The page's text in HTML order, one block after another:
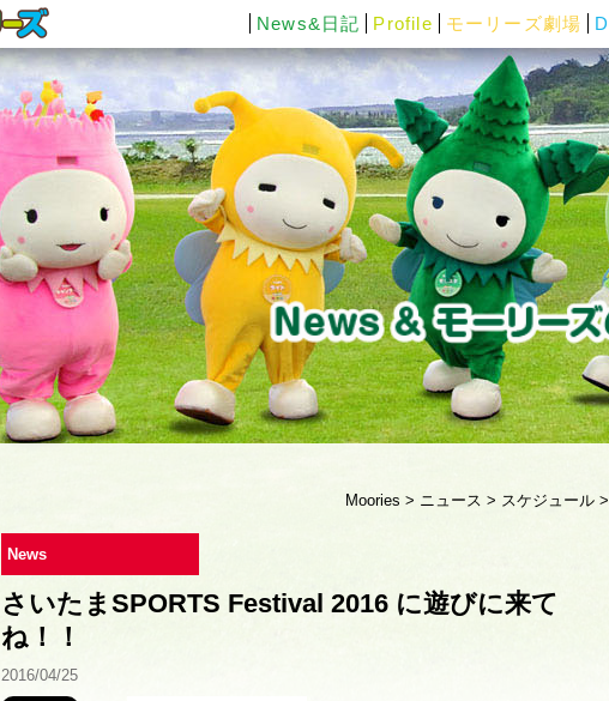
News&日記 Profile モーリーズ劇場
Moories > ニュース > スケジュール >
News
さいたまSPORTS Festival 2016 に遊びに来て
ね！！
2016/04/25